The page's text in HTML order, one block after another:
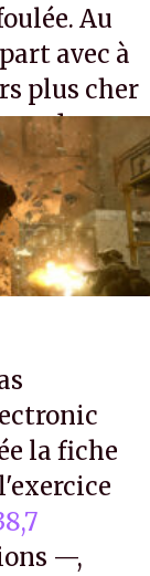
Au
avec à
plus cher
aux
aussi
la fiche
—,